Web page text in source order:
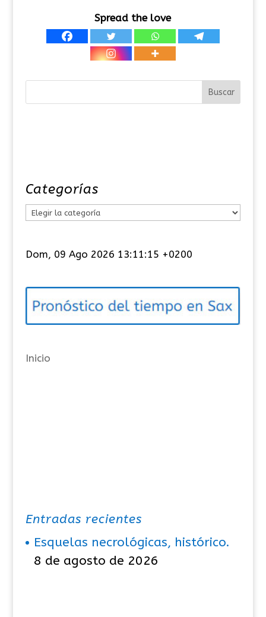
Spread the love
Categorías
e
o
í
s
Dom, 09 Ago 2026 13:11:15 +0200
Inicio
Entradas recientes
Esquelas necrológicas, histórico.
8 de agosto de 2026